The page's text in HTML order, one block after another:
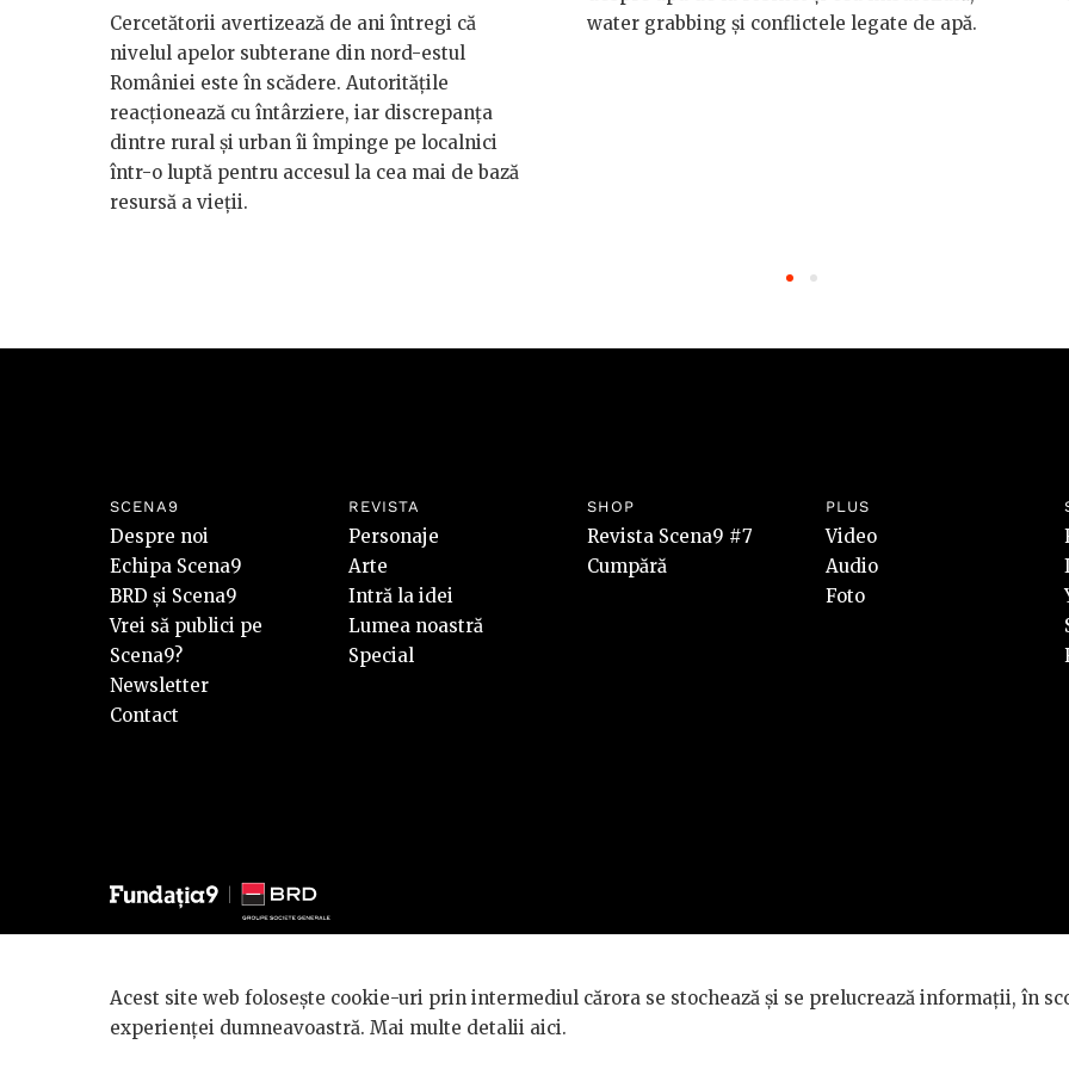
Cercetătorii avertizează de ani întregi că
nivelul apelor subterane din nord-estul
României este în scădere. Autoritățile
reacționează cu întârziere, iar discrepanța
dintre rural și urban îi împinge pe localnici
într-o luptă pentru accesul la cea mai de bază
resursă a vieții.
water grabbing și conflictele legate de apă.
SCENA9
Despre noi
Echipa Scena9
BRD și Scena9
Vrei să publici pe
Scena9?
Newsletter
Contact
REVISTA
Personaje
Arte
Intră la idei
Lumea noastră
Special
SHOP
Revista Scena9 #7
Cumpără
PLUS
Video
Audio
Foto
Scena 9 este un proiect sustinut deBRD GROUPE SOCIÉTÉ GÉNÉRALE.
Acest site web folosește cookie-uri prin intermediul cărora se stochează și se prelucrează informații, în
experienței dumneavoastră. Mai multe detalii aici.